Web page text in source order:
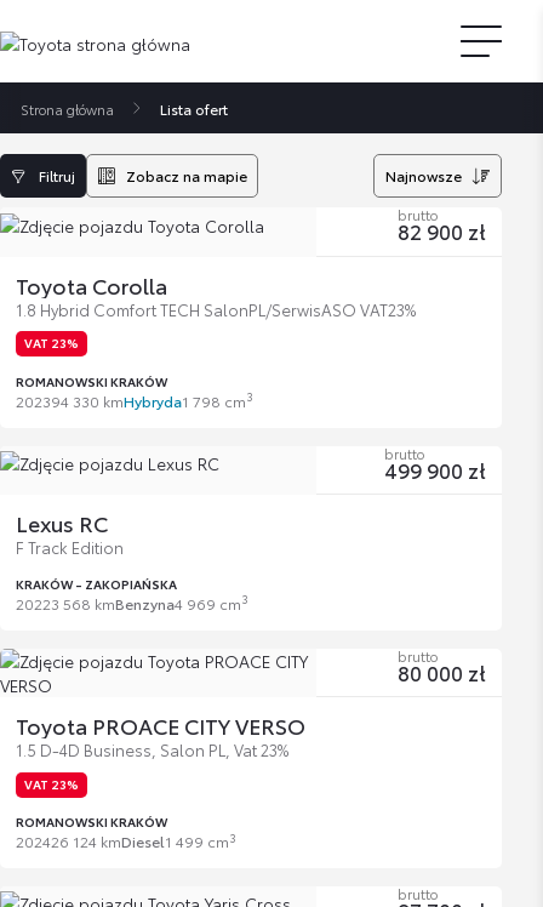
Strona główna Lista ofert
Filtruj Zobacz na mapie Najnowsze
Toyota Corolla
1.8 Hybrid Comfort TECH SalonPL/SerwisASO VAT23%
VAT 23%
ROMANOWSKI KRAKÓW
202394 330 kmHybryda1 798 cm3
brutto
82 900 zł
Lexus RC
F Track Edition
KRAKÓW - ZAKOPIAŃSKA
20223 568 kmBenzyna4 969 cm3
brutto
499 900 zł
Toyota PROACE CITY VERSO
1.5 D-4D Business, Salon PL, Vat 23%
VAT 23%
ROMANOWSKI KRAKÓW
202426 124 kmDiesel1 499 cm3
brutto
80 000 zł
brutto